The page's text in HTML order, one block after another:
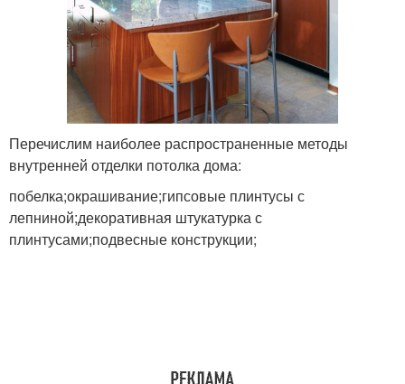
Перечислим наиболее распространенные методы
внутренней отделки потолка дома:
побелка;окрашивание;гипсовые плинтусы с
лепниной;декоративная штукатурка с
плинтусами;подвесные конструкции;